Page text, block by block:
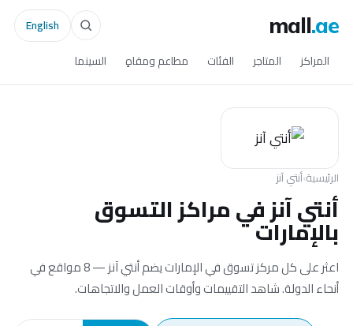
mall.ae
المراكز المتاجر الفئات مطاعم ومقاهٍ السينما
English
الرئيسية›أنتي آنز
أنتي آنز في مراكز التسوق
بالإمارات
اعثر على كل مركز تسوق في الإمارات يضم أنتي آنز — 8 مواقع في
أنحاء الدولة. شاهد التقييمات وأوقات العمل والاتجاهات.